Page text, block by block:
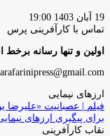
19 آبان 1403 19:00
تماس با کارآفرینی پرس
اولین و تنها رسانه
ارزهای نیمایی
فیلم | عصبانیت
برای پیگیری ارزهای
نقاب کارآفرینی